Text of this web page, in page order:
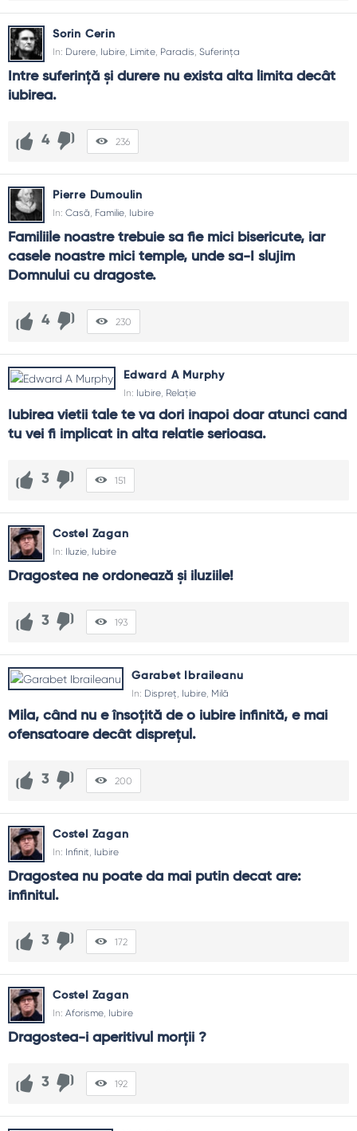
Sorin Cerin
In: Durere, Iubire, Limite, Paradis, Suferința
Intre suferință și durere nu exista alta limita decât
iubirea.
4 236
Pierre Dumoulin
In: Casă, Familie, Iubire
Familiile noastre trebuie sa fie mici bisericute, iar
casele noastre mici temple, unde sa-I slujim
Domnului cu dragoste.
4 230
Edward A Murphy
In: Iubire, Relație
Iubirea vietii tale te va dori inapoi doar atunci cand
tu vei fi implicat in alta relatie serioasa.
3 151
Costel Zagan
In: Iluzie, Iubire
Dragostea ne ordonează și iluziile!
3 193
Garabet Ibraileanu
In: Dispreț, Iubire, Milă
Mila, când nu e însoțită de o iubire infinită, e mai
ofensatoare decât disprețul.
3 200
Costel Zagan
In: Infinit, Iubire
Dragostea nu poate da mai putin decat are:
infinitul.
3 172
Costel Zagan
In: Aforisme, Iubire
Dragostea-i aperitivul morţii ?
3 192